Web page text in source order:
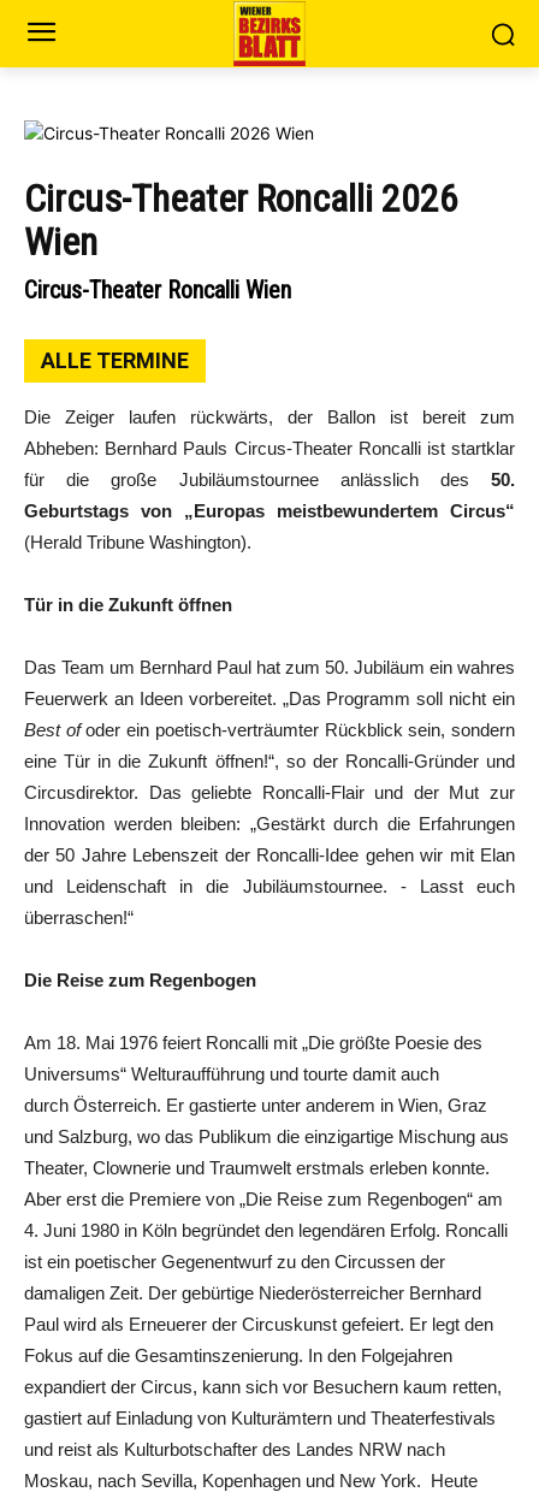
Circus-Theater Roncalli 2026
Wien
Circus-Theater Roncalli Wien
ALLE TERMINE
Die Zeiger laufen rückwärts, der Ballon ist bereit zum
Abheben: Bernhard Pauls Circus-Theater Roncalli ist startklar
für die große Jubiläumstournee anlässlich des 50.
Geburtstags von „Europas meistbewundertem Circus“
(Herald Tribune Washington).
Tür in die Zukunft öffnen
Das Team um Bernhard Paul hat zum 50. Jubiläum ein wahres
Feuerwerk an Ideen vorbereitet. „Das Programm soll nicht ein
Best ofoder ein poetisch-verträumter Rückblick sein, sondern
eine Tür in die Zukunft öffnen!“, so der Roncalli-Gründer und
Circusdirektor. Das geliebte Roncalli-Flair und der Mut zur
Innovation werden bleiben: „Gestärkt durch die Erfahrungen
der 50 Jahre Lebenszeit der Roncalli-Idee gehen wir mit Elan
und Leidenschaft in die Jubiläumstournee. - Lasst euch
überraschen!“
Die Reise zum Regenbogen
Am 18. Mai 1976 feiert Roncalli mit „Die größte Poesie des
Universums“ Welturaufführung und tourte damit auch
durch Österreich. Er gastierte unter anderem in Wien, Graz
und Salzburg, wo das Publikum die einzigartige Mischung aus
Theater, Clownerie und Traumwelt erstmals erleben konnte.
Aber erst die Premiere von „Die Reise zum Regenbogen“ am
4. Juni 1980 in Köln begründet den legendären Erfolg. Roncalli
ist ein poetischer Gegenentwurf zu den Circussen der
damaligen Zeit. Der gebürtige Niederösterreicher Bernhard
Paul wird als Erneuerer der Circuskunst gefeiert. Er legt den
Fokus auf die Gesamtinszenierung. In den Folgejahren
expandiert der Circus, kann sich vor Besuchern kaum retten,
gastiert auf Einladung von Kulturämtern und Theaterfestivals
und reist als Kulturbotschafter des Landes NRW nach
Moskau, nach Sevilla, Kopenhagen und New York. Heute